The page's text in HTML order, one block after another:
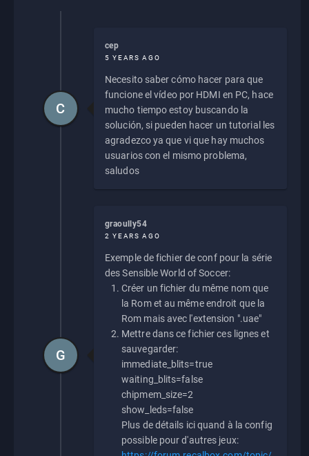
cep
5 YEARS AGO
Necesito saber cómo hacer para que
funcione el vídeo por HDMI en PC, hace
mucho tiempo estoy buscando la
solución, si pueden hacer un tutorial les
agradezco ya que vi que hay muchos
usuarios con el mismo problema,
saludos
C
graoully54
2 YEARS AGO
Exemple de fichier de conf pour la série
des Sensible World of Soccer:
Créer un fichier du même nom que
la Rom et au même endroit que la
Rom mais avec l'extension ".uae"
Mettre dans ce fichier ces lignes et
sauvegarder:
immediate_blits=true
waiting_blits=false
chipmem_size=2
show_leds=false
Plus de détails ici quand à la config
possible pour d'autres jeux:
G